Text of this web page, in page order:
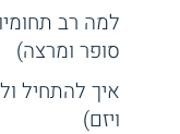
למה רב
סופר ומרצה)
איך להתחיל
ויזם)